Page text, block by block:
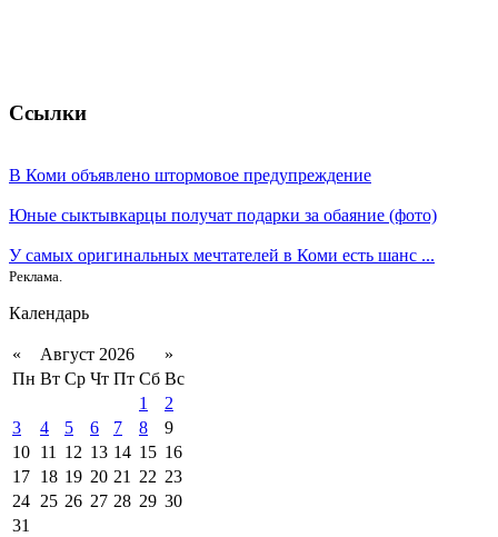
Ссылки
В Коми объявлено штормовое предупреждение
Юные сыктывкарцы получат подарки за обаяние (фото)
У самых оригинальных мечтателей в Коми есть шанс ...
Реклама.
Календарь
« Август 2026
»
Пн Вт Ср Чт Пт Сб Вс
1
2
3
4 5 6 7 8
9
10 11 12 13 14 15 16
17 18 19 20 21 22 23
24 25 26 27 28 29 30
31